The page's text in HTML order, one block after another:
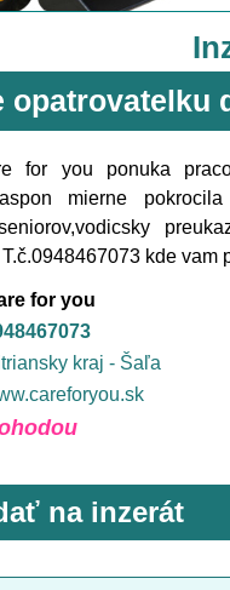
opatrovatelku
for you ponuka
mierne
kde vam
for you
kraj - Šaľa
na inzerát